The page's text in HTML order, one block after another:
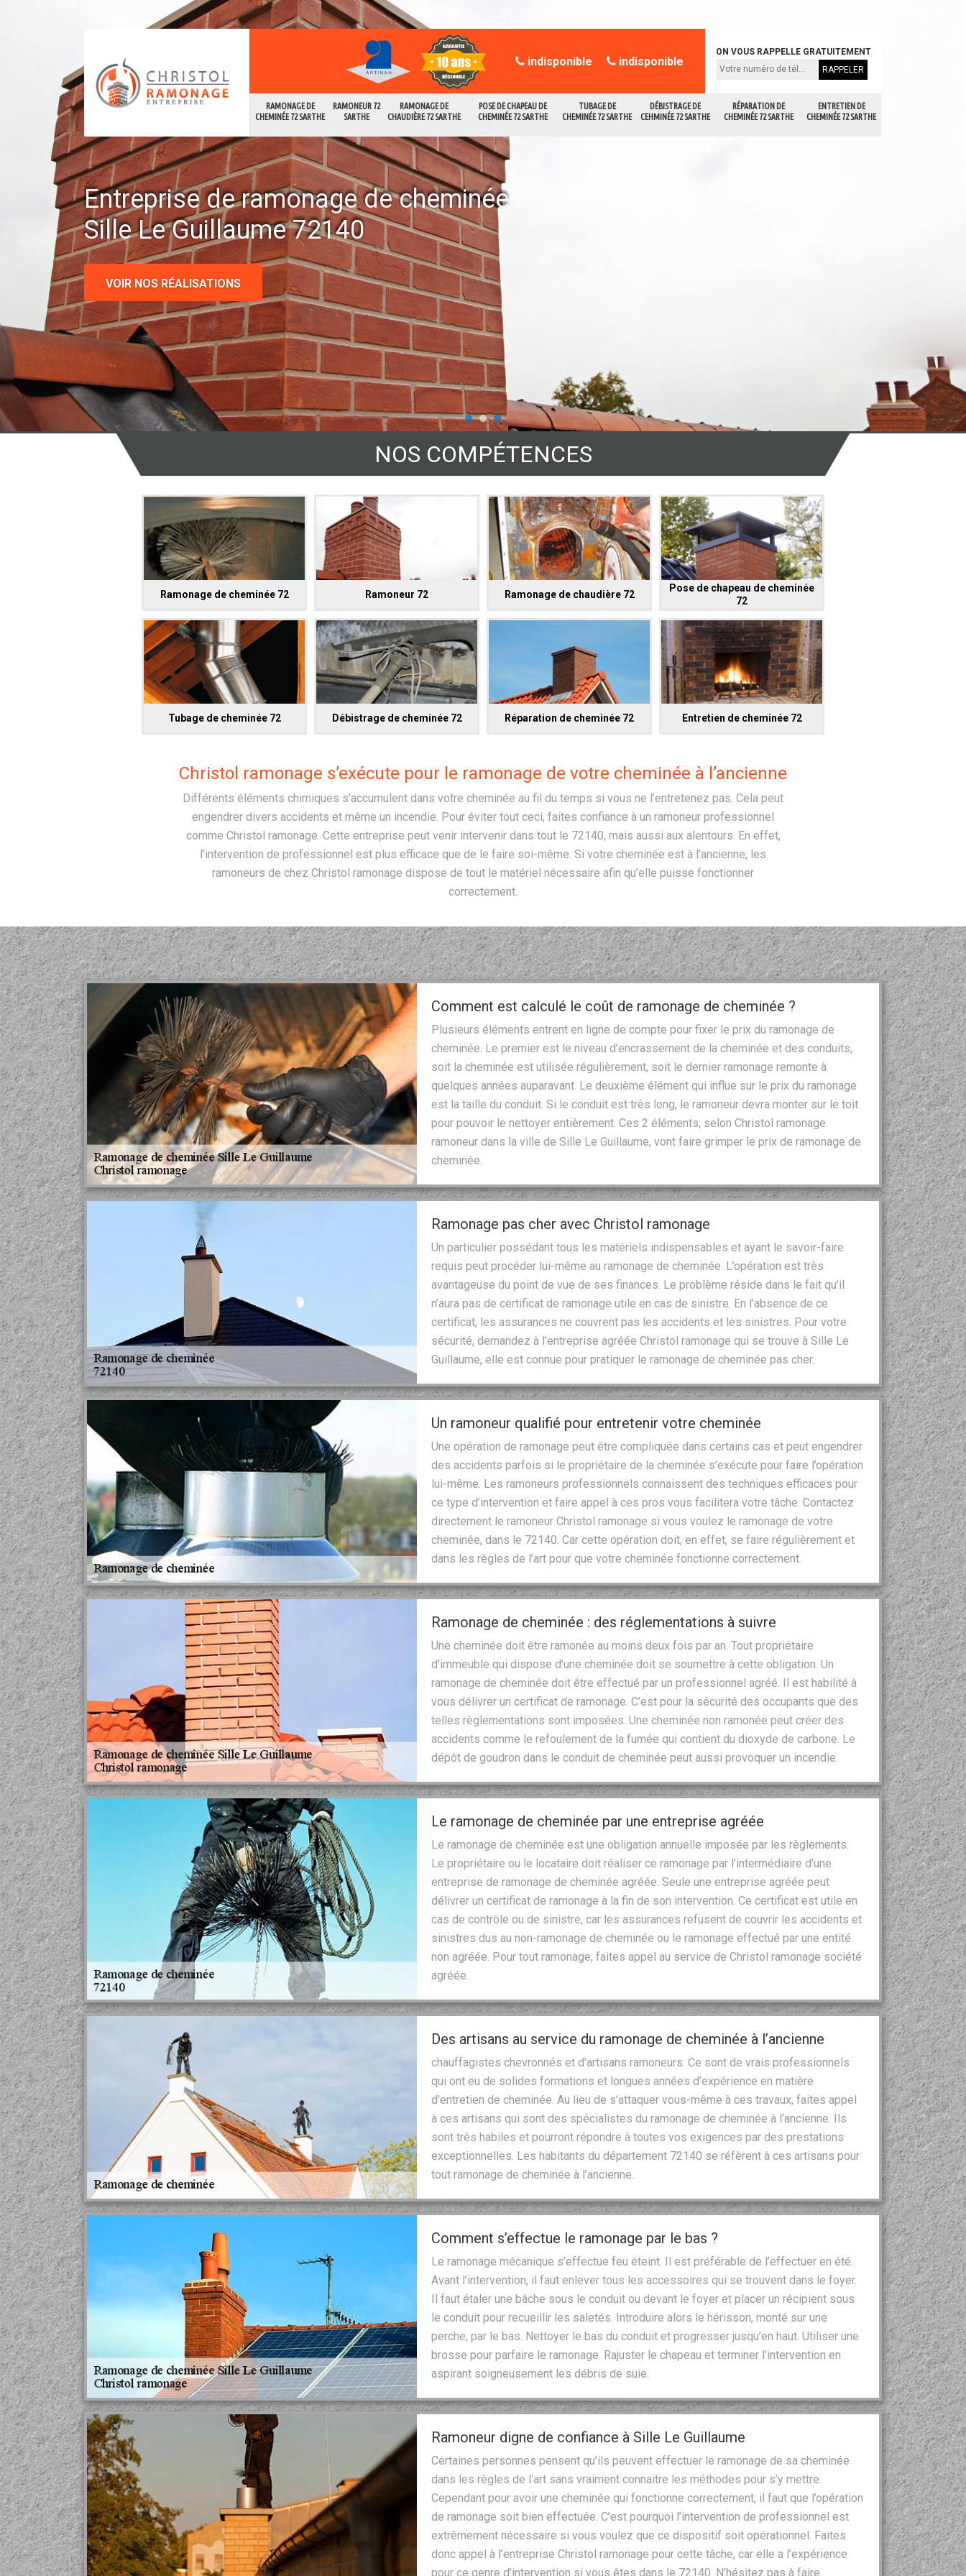
RAMONAGE DE
CHEMINÉE 72 SARTHE
RAMONEUR 72
SARTHE
RAMONAGE DE
CHAUDIÈRE 72 SARTHE
POSE DE CHAPEAU DE
CHEMINÉE 72 SARTHE
TUBAGE DE
CHEMINÉE 72 SARTHE
DÉBISTRAGE DE
CEHMINÉE 72 SARTHE
RÉPARATION DE
CHEMINÉE 72 SARTHE
ENTRETIEN DE
CHEMINÉE 72 SARTHE
indisponible indisponible
ON VOUS RAPPELLE GRATUITEMENT
Entreprise de ramonage de cheminée
Sille Le Guillaume 72140
VOIR NOS RÉALISATIONS
NOS COMPÉTENCES
Ramonage de cheminée 72 Ramoneur 72 Ramonage de chaudière 72
Pose de chapeau de cheminée
72
Tubage de cheminée 72 Débistrage de cheminée 72 Réparation de cheminée 72 Entretien de cheminée 72
Christol ramonage s’exécute pour le ramonage de votre cheminée à l’ancienne
Différents éléments chimiques s’accumulent dans votre cheminée au fil du temps si vous ne l’entretenez pas. Cela peut
engendrer divers accidents et même un incendie. Pour éviter tout ceci, faites confiance à un ramoneur professionnel
comme Christol ramonage. Cette entreprise peut venir intervenir dans tout le 72140, mais aussi aux alentours. En effet,
l’intervention de professionnel est plus efficace que de le faire soi-même. Si votre cheminée est à l’ancienne, les
ramoneurs de chez Christol ramonage dispose de tout le matériel nécessaire afin qu’elle puisse fonctionner
correctement.
Comment est calculé le coût de ramonage de cheminée ?
Plusieurs éléments entrent en ligne de compte pour fixer le prix du ramonage de
cheminée. Le premier est le niveau d’encrassement de la cheminée et des conduits,
soit la cheminée est utilisée régulièrement, soit le dernier ramonage remonte à
quelques années auparavant. Le deuxième élément qui influe sur le prix du ramonage
est la taille du conduit. Si le conduit est très long, le ramoneur devra monter sur le toit
pour pouvoir le nettoyer entièrement. Ces 2 éléments, selon Christol ramonage
ramoneur dans la ville de Sille Le Guillaume, vont faire grimper le prix de ramonage de
cheminée.
Ramonage pas cher avec Christol ramonage
Un particulier possédant tous les matériels indispensables et ayant le savoir-faire
requis peut procéder lui-même au ramonage de cheminée. L’opération est très
avantageuse du point de vue de ses finances. Le problème réside dans le fait qu’il
n’aura pas de certificat de ramonage utile en cas de sinistre. En l’absence de ce
certificat, les assurances ne couvrent pas les accidents et les sinistres. Pour votre
sécurité, demandez à l’entreprise agréée Christol ramonage qui se trouve à Sille Le
Guillaume, elle est connue pour pratiquer le ramonage de cheminée pas cher.
Un ramoneur qualifié pour entretenir votre cheminée
Une opération de ramonage peut être compliquée dans certains cas et peut engendrer
des accidents parfois si le propriétaire de la cheminée s’exécute pour faire l’opération
lui-même. Les ramoneurs professionnels connaissent des techniques efficaces pour
ce type d’intervention et faire appel à ces pros vous facilitera votre tâche. Contactez
directement le ramoneur Christol ramonage si vous voulez le ramonage de votre
cheminée, dans le 72140. Car cette opération doit, en effet, se faire régulièrement et
dans les règles de l’art pour que votre cheminée fonctionne correctement.
Ramonage de cheminée : des réglementations à suivre
Une cheminée doit être ramonée au moins deux fois par an. Tout propriétaire
d’immeuble qui dispose d’une cheminée doit se soumettre à cette obligation. Un
ramonage de cheminée doit être effectué par un professionnel agréé. Il est habilité à
vous délivrer un certificat de ramonage. C’est pour la sécurité des occupants que des
telles règlementations sont imposées. Une cheminée non ramonée peut créer des
accidents comme le refoulement de la fumée qui contient du dioxyde de carbone. Le
dépôt de goudron dans le conduit de cheminée peut aussi provoquer un incendie.
Le ramonage de cheminée par une entreprise agréée
Le ramonage de cheminée est une obligation annuelle imposée par les règlements.
Le propriétaire ou le locataire doit réaliser ce ramonage par l’intermédiaire d’une
entreprise de ramonage de cheminée agréée. Seule une entreprise agréée peut
délivrer un certificat de ramonage à la fin de son intervention. Ce certificat est utile en
cas de contrôle ou de sinistre, car les assurances refusent de couvrir les accidents et
sinistres dus au non-ramonage de cheminée ou le ramonage effectué par une entité
non agréée. Pour tout ramonage, faites appel au service de Christol ramonage société
agréée.
Des artisans au service du ramonage de cheminée à l’ancienne
chauffagistes chevronnés et d’artisans ramoneurs. Ce sont de vrais professionnels
qui ont eu de solides formations et longues années d’expérience en matière
d’entretien de cheminée. Au lieu de s’attaquer vous-même à ces travaux, faites appel
à ces artisans qui sont des spécialistes du ramonage de cheminée à l’ancienne. Ils
sont très habiles et pourront répondre à toutes vos exigences par des prestations
exceptionnelles. Les habitants du département 72140 se réfèrent à ces artisans pour
tout ramonage de cheminée à l’ancienne.
Comment s’effectue le ramonage par le bas ?
Le ramonage mécanique s’effectue feu éteint. Il est préférable de l’effectuer en été.
Avant l’intervention, il faut enlever tous les accessoires qui se trouvent dans le foyer.
Il faut étaler une bâche sous le conduit ou devant le foyer et placer un récipient sous
le conduit pour recueillir les saletés. Introduire alors le hérisson, monté sur une
perche, par le bas. Nettoyer le bas du conduit et progresser jusqu’en haut. Utiliser une
brosse pour parfaire le ramonage. Rajuster le chapeau et terminer l’intervention en
aspirant soigneusement les débris de suie.
Ramoneur digne de confiance à Sille Le Guillaume
Certaines personnes pensent qu’ils peuvent effectuer le ramonage de sa cheminée
dans les règles de l‘art sans vraiment connaitre les méthodes pour s’y mettre.
Cependant pour avoir une cheminée qui fonctionne correctement, il faut que l’opération
de ramonage soit bien effectuée. C’est pourquoi l’intervention de professionnel est
extrêmement nécessaire si vous voulez que ce dispositif soit opérationnel. Faites
donc appel à l’entreprise Christol ramonage pour cette tâche, car elle a l’expérience
pour ce genre d’intervention si vous êtes dans le 72140. N’hésitez pas à faire